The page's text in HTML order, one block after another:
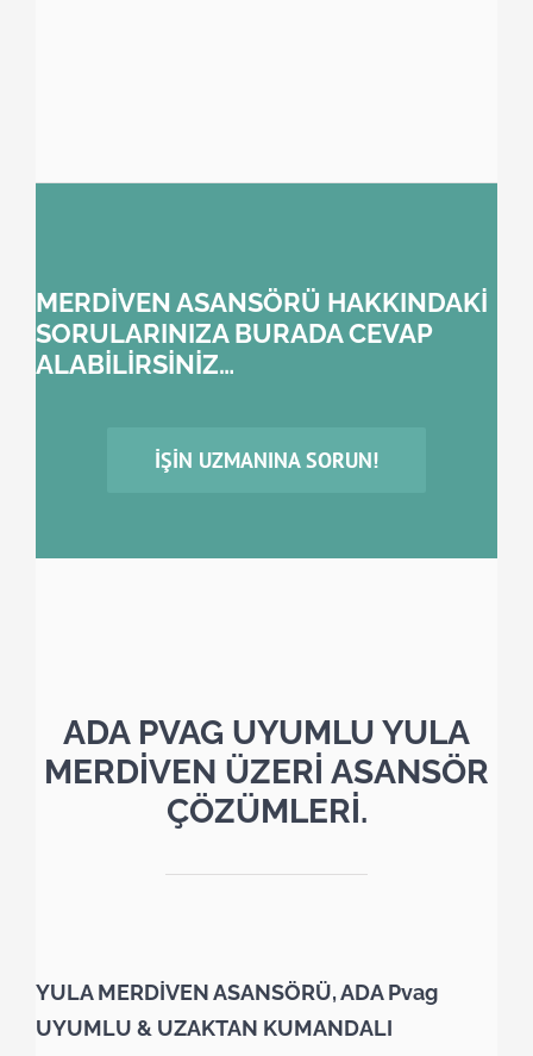
MERDİVEN ASANSÖRÜ HAKKINDAKİ
SORULARINIZA BURADA CEVAP
ALABİLİRSİNİZ…
İŞIN UZMANINA SORUN!
ADA PVAG UYUMLU YULA
MERDİVEN ÜZERİ ASANSÖR
ÇÖZÜMLERİ.
YULA MERDİVEN ASANSÖRÜ, ADA Pvag
UYUMLU & UZAKTAN KUMANDALI